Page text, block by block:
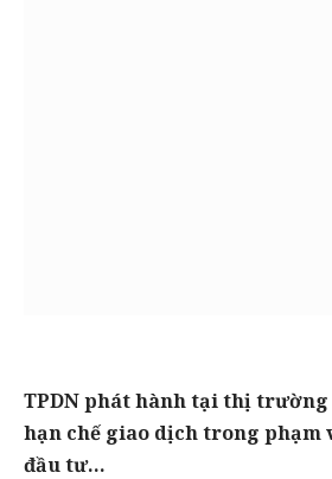
TPDN phát hành tại thị
hạn chế giao dịch trong phạm
đầu tư…